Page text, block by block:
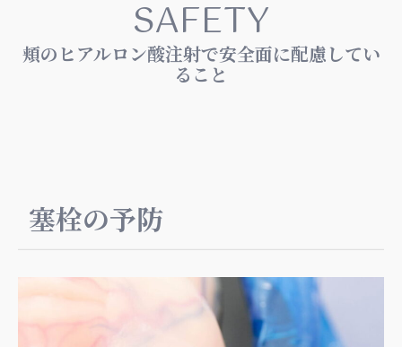
SAFETY
頬のヒアルロン酸注射で安全面に配慮してい
ること
塞栓の予防